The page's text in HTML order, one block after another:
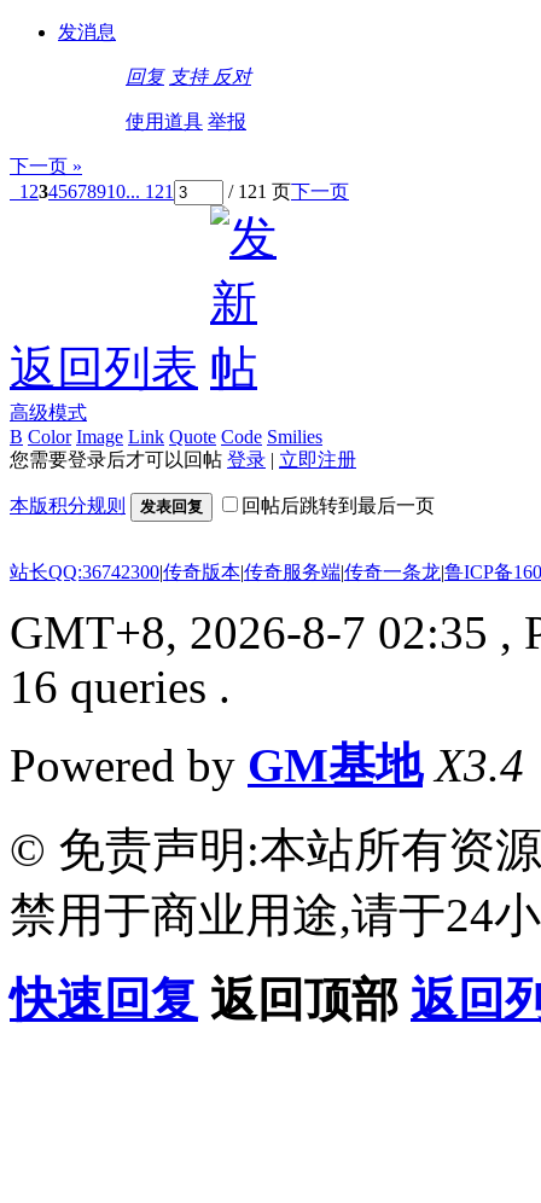
发消息
回复 支持 反对
使用道具 举报
下一页 »
1 2345678910... 121 / 121 页下一页
返回列表
高级模式
B Color Image Link Quote Code Smilies
您需要登录后才可以回帖 登录 | 立即注册
本版积分规则 发表回复 回帖后跳转到最后一页
站长QQ:36742300|传奇版本|传奇服务端|传奇一条龙|鲁ICP备
GMT+8, 2026-8-7 02:35 ,
16 queries .
Powered by GM基地 X3.4
© 免责声明:本站所有资
禁用于商业用途,请于24
快速回复 返回顶部 返回